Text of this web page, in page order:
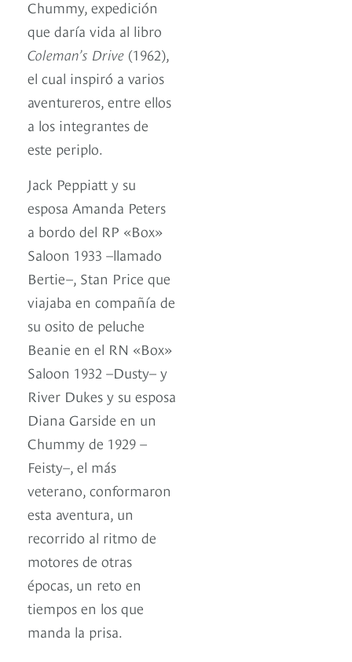
Chummy, expedición
que daría vida al libro
Coleman’s Drive (1962),
el cual inspiró a varios
aventureros, entre ellos
a los integrantes de
este periplo.
Jack Peppiatt y su
esposa Amanda Peters
a bordo del RP «Box»
Saloon 1933 –llamado
Bertie–, Stan Price que
viajaba en compañía de
su osito de peluche
Beanie en el RN «Box»
Saloon 1932 –Dusty– y
River Dukes y su esposa
Diana Garside en un
Chummy de 1929 –
Feisty–, el más
veterano, conformaron
esta aventura, un
recorrido al ritmo de
motores de otras
épocas, un reto en
tiempos en los que
manda la prisa.